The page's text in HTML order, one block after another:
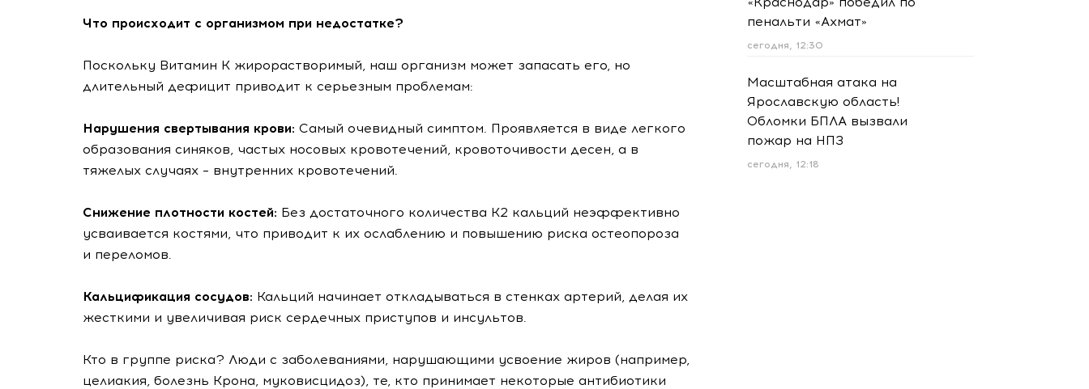
Что происходит с организмом при недостатке?
Поскольку Витамин К жирорастворимый, наш организм может запасать его, но
длительный дефицит приводит к серьезным проблемам:
Нарушения свертывания крови: Самый очевидный симптом. Проявляется в виде легкого
образования синяков, частых носовых кровотечений, кровоточивости десен, а в
тяжелых случаях – внутренних кровотечений.
Снижение плотности костей: Без достаточного количества К2 кальций неэффективно
усваивается костями, что приводит к их ослаблению и повышению риска остеопороза
и переломов.
Кальцификация сосудов: Кальций начинает откладываться в стенках артерий, делая их
жесткими и увеличивая риск сердечных приступов и инсультов.
Кто в группе риска? Люди с заболеваниями, нарушающими усвоение жиров (например,
целиакия, болезнь Крона, муковисцидоз), те, кто принимает некоторые антибиотики
пенальти «Ахмат»
сегодня, 12:30
Масштабная атака на
Ярославскую область!
Обломки БПЛА вызвали
пожар на НПЗ
сегодня, 12:18